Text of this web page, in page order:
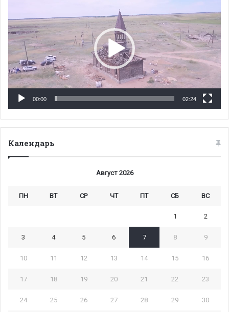
00:00 02:24
Календарь
Август 2026
ПН ВТ СР ЧТ ПТ СБ ВС
1 2
3 4 5 6 7 8 9
10 11 12 13 14 15 16
17 18 19 20 21 22 23
24 25 26 27 28 29 30